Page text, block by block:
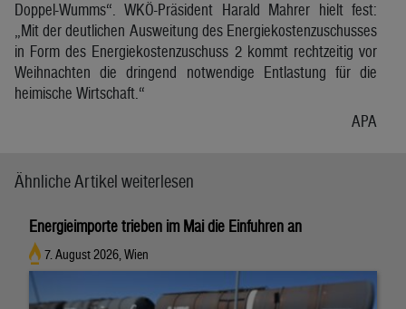
Doppel-Wumms“. WKÖ-Präsident Harald Mahrer hielt fest:
„Mit der deutlichen Ausweitung des Energiekostenzuschusses
in Form des Energiekostenzuschuss 2 kommt rechtzeitig vor
Weihnachten die dringend notwendige Entlastung für die
heimische Wirtschaft.“
APA
Ähnliche Artikel weiterlesen
Energieimporte trieben im Mai die Einfuhren an
7. August 2026, Wien